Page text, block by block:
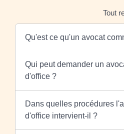
Tout
Qu'est ce qu'un avocat
Qui peut demander un
d'office ?
Dans quelles procédures
d'office intervient-il ?